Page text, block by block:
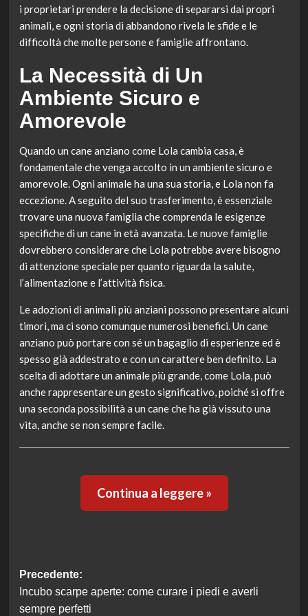
i proprietari prendere la decisione di separarsi dai propri
animali, e ogni storia di abbandono rivela le sfide e le
difficoltà che molte persone e famiglie affrontano.
La Necessità di Un
Ambiente Sicuro e
Amorevole
Quando un cane anziano come Lola cambia casa, è
fondamentale che venga accolto in un ambiente sicuro e
amorevole. Ogni animale ha una sua storia, e Lola non fa
eccezione. A seguito del suo trasferimento, è essenziale
trovare una nuova famiglia che comprenda le esigenze
specifiche di un cane in età avanzata. Le nuove famiglie
dovrebbero considerare che Lola potrebbe avere bisogno
di attenzione speciale per quanto riguarda la salute,
l’alimentazione e l’attività fisica.
Le adozioni di animali più anziani possono presentare alcuni
timori, ma ci sono comunque numerosi benefici. Un cane
anziano può portare con sé un bagaglio di esperienze ed è
spesso già addestrato e con un carattere ben definito. La
scelta di adottare un animale più grande, come Lola, può
anche rappresentare un gesto significativo, poiché si offre
una seconda possibilità a un cane che ha già vissuto una
vita, anche se non sempre facile.
Continua a leggere »
Navigazione
articolo
Precedente:
Incubo scarpe aperte: come curare i piedi e averli
sempre perfetti